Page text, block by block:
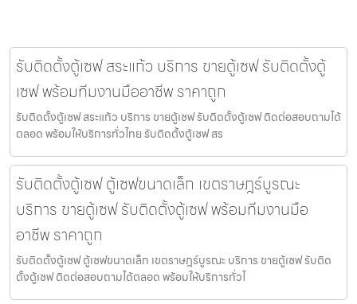
รับติดตั้งตู้เซฟ สระแก้ว บริการ ขายตู้เซฟ รับติดตั้งตู้
เซฟ พร้อมทีมงานมืออาชีพ ราคาถูก
รับติดตั้งตู้เซฟ สระแก้ว บริการ ขายตู้เซฟ รับติดตั้งตู้เซฟ ติดต่อสอบถามได้
ตลอด พร้อมให้บริการทั่วไทย รับติดตั้งตู้เซฟ สร
รับติดตั้งตู้เซฟ ตู้เซฟขนาดเล็ก เขตราษฎร์บูรณะ
บริการ ขายตู้เซฟ รับติดตั้งตู้เซฟ พร้อมทีมงานมือ
อาชีพ ราคาถูก
รับติดตั้งตู้เซฟ ตู้เซฟขนาดเล็ก เขตราษฎร์บูรณะ บริการ ขายตู้เซฟ รับติด
ตั้งตู้เซฟ ติดต่อสอบถามได้ตลอด พร้อมให้บริการทั่วไ